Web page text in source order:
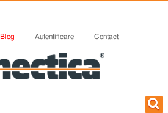
Blog Autentificare Contact